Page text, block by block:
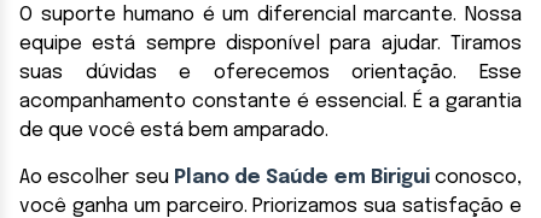
O suporte humano é um diferencial marcante. Nossa
equipe está sempre disponível para ajudar. Tiramos
suas dúvidas e oferecemos orientação. Esse
acompanhamento constante é essencial. É a garantia
de que você está bem amparado.
Ao escolher seu Plano de Saúde em Biriguiconosco,
você ganha um parceiro. Priorizamos sua satisfação e